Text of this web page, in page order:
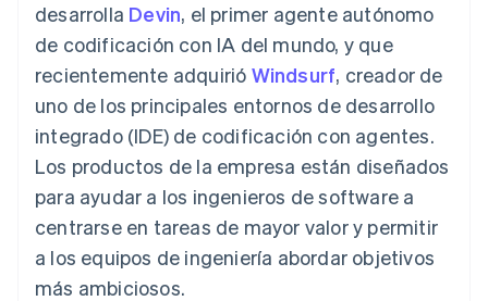
Más
Product roadmap
Ver lo que viene
Radar
Prevención de fraude
Atlas
Constitución de una startup
Climate
Eliminación de dióxido de carbono
Hostelería, viajes y ocio
Medios de
comunicación y
entretenimiento
Organizaciones sin
fines de lucro
Servicios
profesionales
Sector público
Minorista
Recursos
aplicaciones
Ejemplos de código
Blog de
desarrolladores
Estado de la API
Contacta con ventas
Conviértete en socio
desarrolla Devin, el primer agente autónomo
de codificación con IA del mundo, y que
recientemente adquirió Windsurf, creador de
uno de los principales entornos de desarrollo
integrado (IDE) de codificación con agentes.
Los productos de la empresa están diseñados
para ayudar a los ingenieros de software a
centrarse en tareas de mayor valor y permitir
a los equipos de ingeniería abordar objetivos
más ambiciosos.